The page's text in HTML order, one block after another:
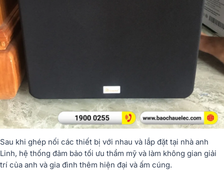
Sau khi ghép nối các thiết bị với nhau và lắp đặt tại nhà anh
Linh, hệ thống đảm bảo tối ưu thẩm mỹ và làm không gian giải
trí của anh và gia đình thêm hiện đại và ấm cúng.